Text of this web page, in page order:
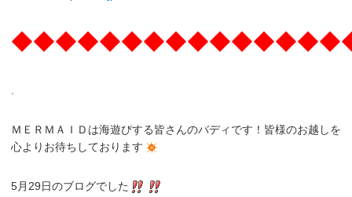
ＭＥＲＭＡＩＤは海遊びする皆さんのバディです！皆様のお越しを
心よりお待ちしております
5月29日のブログでした